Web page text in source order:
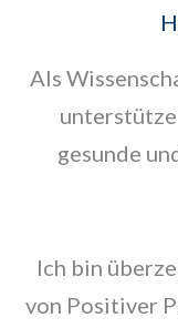
Als
gesunde
Ich bin
von Positiver